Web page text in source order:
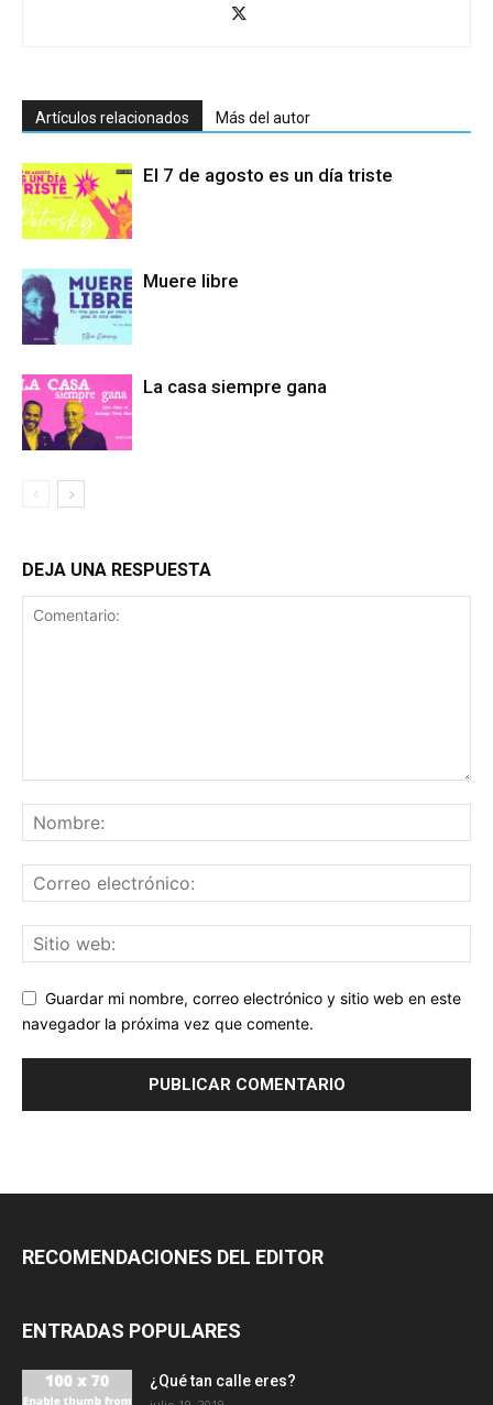
Artículos relacionados Más del autor
El 7 de agosto es un día triste
Muere libre
La casa siempre gana
DEJA UNA RESPUESTA
Guardar mi nombre, correo electrónico y sitio web en este
navegador la próxima vez que comente.
RECOMENDACIONES DEL EDITOR
ENTRADAS POPULARES
¿Qué tan calle eres?